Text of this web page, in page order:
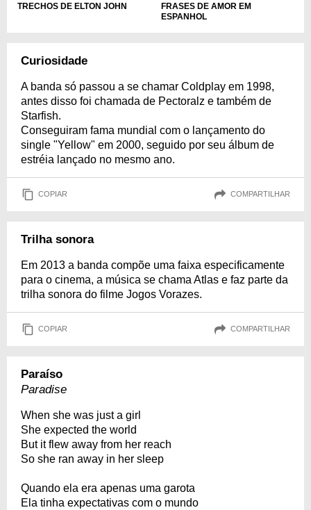
TRECHOS DE ELTON JOHN
FRASES DE AMOR EM
ESPANHOL
Curiosidade
A banda só passou a se chamar Coldplay em 1998,
antes disso foi chamada de Pectoralz e também de
Starfish.
Conseguiram fama mundial com o lançamento do
single "Yellow" em 2000, seguido por seu álbum de
estréia lançado no mesmo ano.
COPIAR COMPARTILHAR
Trilha sonora
Em 2013 a banda compõe uma faixa especificamente
para o cinema, a música se chama Atlas e faz parte da
trilha sonora do filme Jogos Vorazes.
COPIAR COMPARTILHAR
Paraíso
Paradise
When she was just a girl
She expected the world
But it flew away from her reach
So she ran away in her sleep
Quando ela era apenas uma garota
Ela tinha expectativas com o mundo